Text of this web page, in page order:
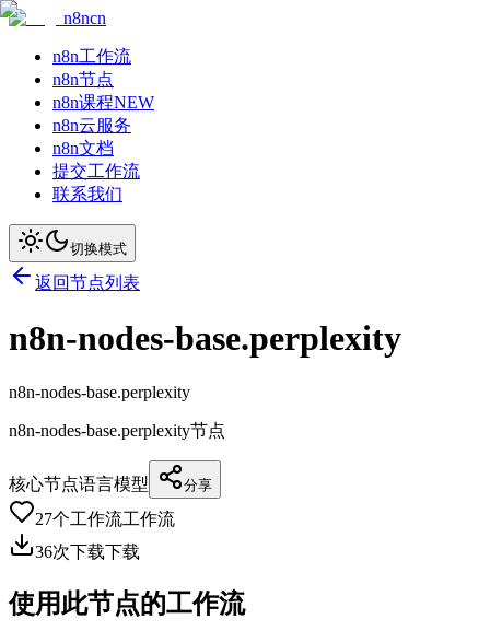
n8ncn
n8n工作流
n8n节点
n8n课程NEW
n8n云服务
n8n文档
提交工作流
联系我们
切换模式
返回节点列表
n8n-nodes-base.perplexity
n8n-nodes-base.perplexity
n8n-nodes-base.perplexity节点
核心节点语言模型 分享
27个工作流工作流
36次下载下载
使用此节点的工作流